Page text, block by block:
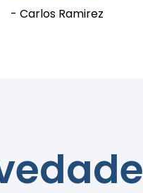
- Carlos Ramirez